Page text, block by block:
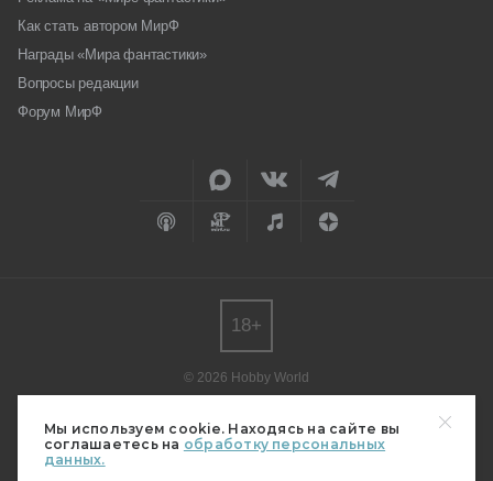
Мы используем cookie. Находясь на сайте вы
соглашаетесь на обработку персональных
данных.
Как стать автором МирФ
Награды «Мира фантастики»
Вопросы редакции
Форум МирФ
© 2026 Hobby World
редакции.
Мнение авторов может не совпадать с мнением редакции.
Свидетельство о регистрации СМИ серия Эл № ФС77-82485
18+